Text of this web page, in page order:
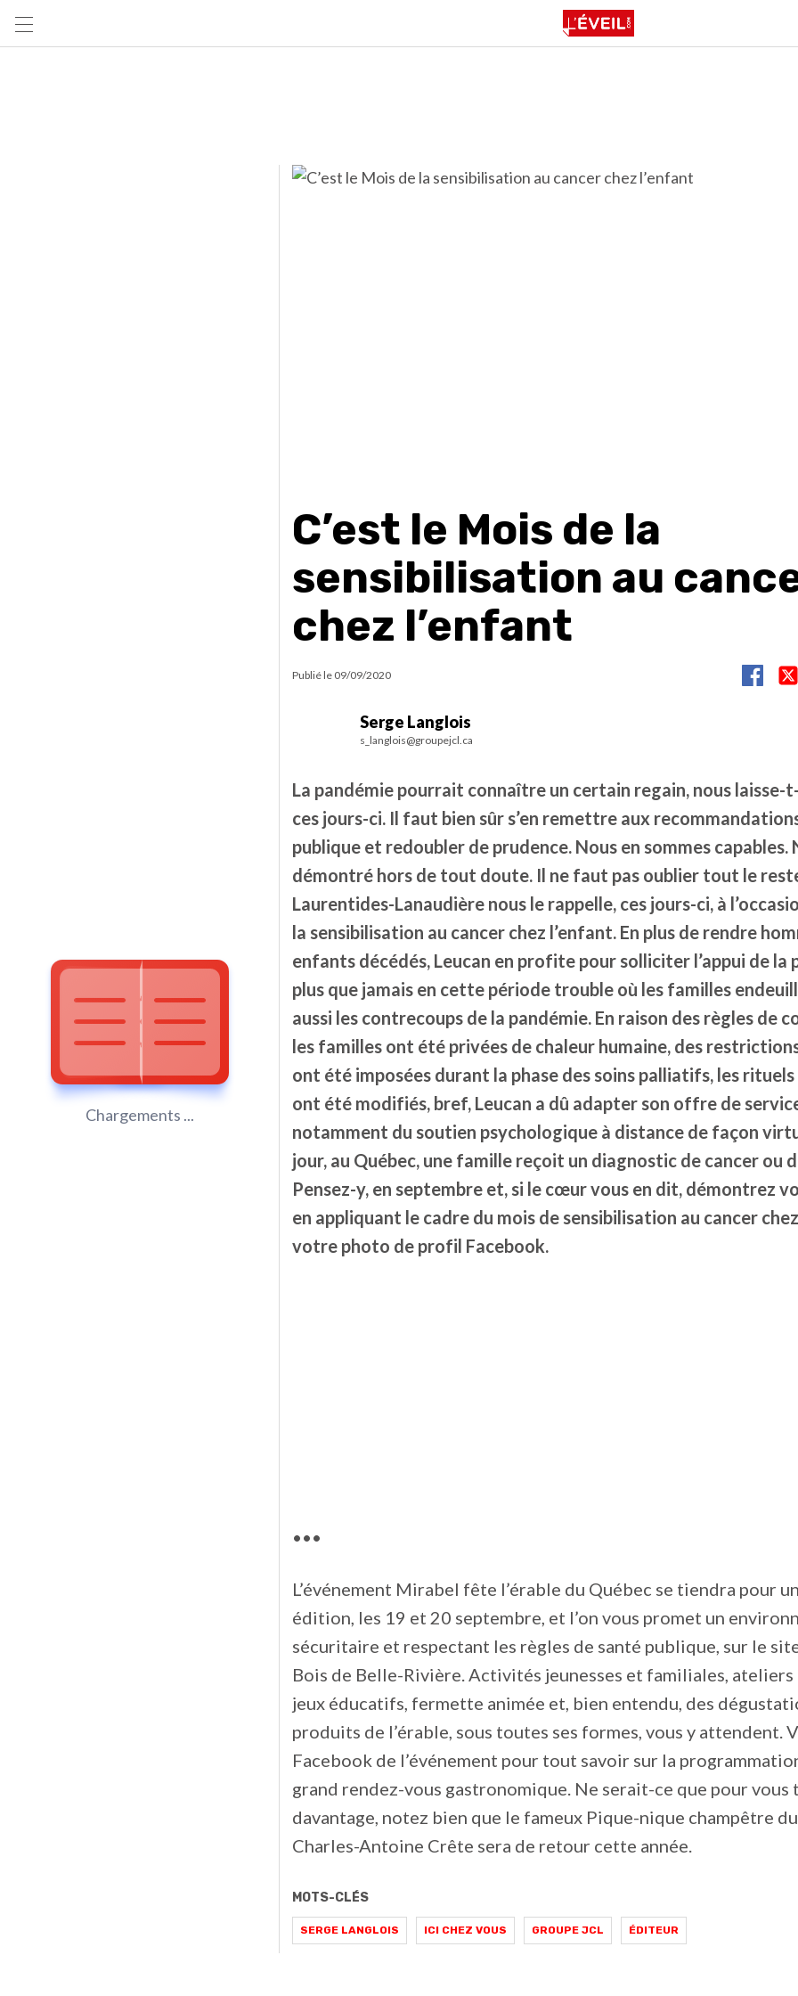
Chargements ...
C’est le Mois de la
sensibilisation au
chez l’enfant
Publié le 09/09/2020
Serge Langlois
s_langlois@groupejcl.ca
La pandémie pourrait connaître un certain regain, nous laisse-
ces jours-ci. Il faut bien sûr s’en remettre aux
publique et redoubler de prudence. Nous en sommes capables.
démontré hors de tout doute. Il ne faut pas oublier tout le
Laurentides-Lanaudière nous le rappelle, ces jours-ci, à
la sensibilisation au cancer chez l’enfant. En plus de rendre
enfants décédés, Leucan en profite pour solliciter l’appui de la
plus que jamais en cette période trouble où les familles
aussi les contrecoups de la pandémie. En raison des règles de
les familles ont été privées de chaleur humaine, des
ont été imposées durant la phase des soins palliatifs, les
ont été modifiés, bref, Leucan a dû adapter son offre de
notamment du soutien psychologique à distance de façon
jour, au Québec, une famille reçoit un diagnostic de cancer ou
Pensez-y, en septembre et, si le cœur vous en dit, démontrez
en appliquant le cadre du mois de sensibilisation au cancer
votre photo de profil Facebook.
•••
L’événement Mirabel fête l’érable du Québec se tiendra pour
édition, les 19 et 20 septembre, et l’on vous promet un
sécuritaire et respectant les règles de santé publique, sur le
Bois de Belle-Rivière. Activités jeunesses et familiales, ateliers
jeux éducatifs, fermette animée et, bien entendu, des
produits de l’érable, sous toutes ses formes, vous y attendent.
Facebook de l’événement pour tout savoir sur la
grand rendez-vous gastronomique. Ne serait-ce que pour
davantage, notez bien que le fameux Pique-nique champêtre
Charles-Antoine Crête sera de retour cette année.
MOTS-CLÉS
SERGE LANGLOIS ICI CHEZ VOUS GROUPE JCL ÉDITEUR